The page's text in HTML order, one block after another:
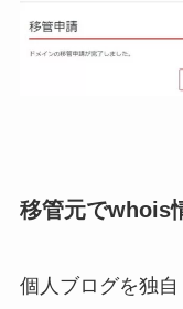
移管元でwhois
個人ブログを独